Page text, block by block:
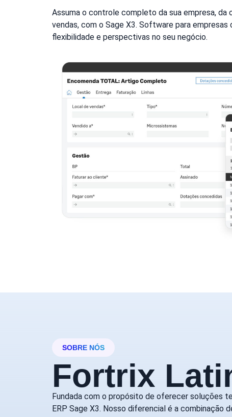
Assuma o controle completo da sua empresa, da
vendas, com o Sage X3. Software para empresas
flexibilidade e perspectivas no seu negócio.
SOBRE NÓS
Fortrix
Fundada com o propósito de oferecer soluções
ERP Sage X3. Nosso diferencial é a